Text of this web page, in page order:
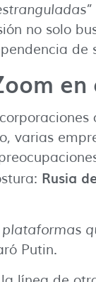
no solo
de
varias
Rusia
Putin.